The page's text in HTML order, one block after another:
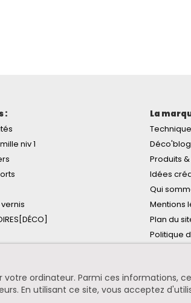
:
niv 1
La
Technique
Déco'blog
Produits
Idées
Qui
Mentions
Plan du
Politique
ordinateur. Parmi ces informations,
En utilisant ce site, vous acceptez